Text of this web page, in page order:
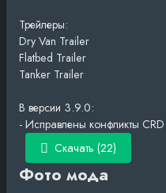
Трейлеры:
Dry Van Trailer
Flatbed Trailer
Tanker Trailer
В версии 3.9.0:
- Исправлены конфликты
Скачать (22)
Фото мода